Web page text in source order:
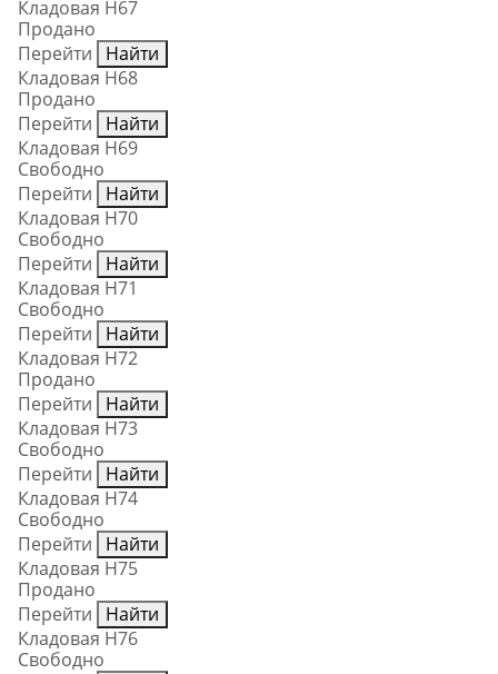
Кладовая Н67
Продано
Перейти
Найти
Кладовая Н68
Продано
Перейти
Найти
Кладовая Н69
Свободно
Перейти
Найти
Кладовая Н70
Свободно
Перейти
Найти
Кладовая Н71
Свободно
Перейти
Найти
Кладовая Н72
Продано
Перейти
Найти
Кладовая Н73
Свободно
Перейти
Найти
Кладовая Н74
Свободно
Перейти
Найти
Кладовая Н75
Продано
Перейти
Найти
Кладовая Н76
Свободно